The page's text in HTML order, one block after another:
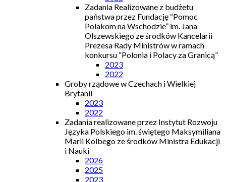
Zadania Realizowane z budżetu
państwa przez Fundację “Pomoc
Polakom na Wschodzie” im. Jana
Olszewskiego ze środków Kancelarii
Prezesa Rady Ministrów w ramach
konkursu “Polonia i Polacy za Granicą”
2023
2022
Groby rządowe w Czechach i Wielkiej
Brytanii
2023
2022
Zadania realizowane przez Instytut Rozwoju
Języka Polskiego im. świętego Maksymiliana
Marii Kolbego ze środków Ministra Edukacji
i Nauki
2026
2025
2023